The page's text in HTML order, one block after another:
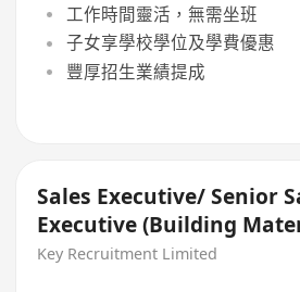
工作時間靈活，無需坐班
子女享學校學位及學費優惠
豐厚招生業績提成
Sales Executive/ Senior
Executive (Building
Key Recruitment Limited